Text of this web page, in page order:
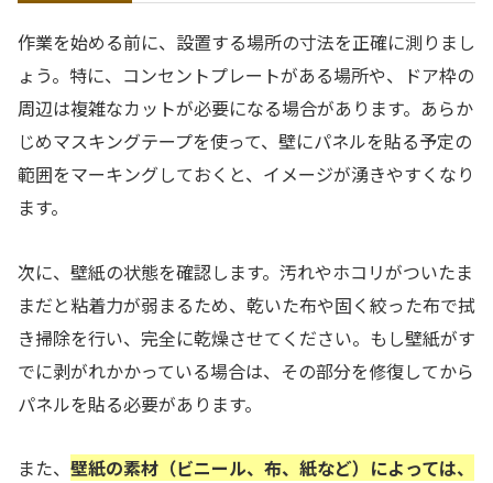
作業を始める前に、設置する場所の寸法を正確に測りまし
ょう。特に、コンセントプレートがある場所や、ドア枠の
周辺は複雑なカットが必要になる場合があります。あらか
じめマスキングテープを使って、壁にパネルを貼る予定の
範囲をマーキングしておくと、イメージが湧きやすくなり
ます。
次に、壁紙の状態を確認します。汚れやホコリがついたま
まだと粘着力が弱まるため、乾いた布や固く絞った布で拭
き掃除を行い、完全に乾燥させてください。もし壁紙がす
でに剥がれかかっている場合は、その部分を修復してから
パネルを貼る必要があります。
また、 壁紙の素材（ビニール、布、紙など）によっては、